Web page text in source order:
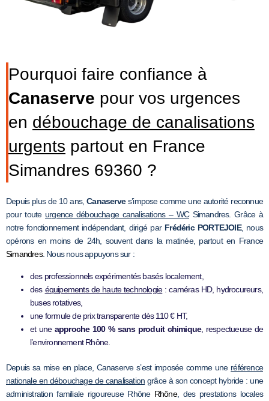
Pourquoi faire confiance à
Canaserve pour vos urgences
en débouchage de canalisations
urgents partout en France
Simandres 69360 ?
Depuis plus de 10 ans,Canaserves’impose comme une autorité reconnue
pour toute urgence débouchage canalisations – WCSimandres. Grâce à
notre fonctionnement indépendant, dirigé par Frédéric PORTEJOIE, nous
opérons en moins de 24h, souvent dans la matinée, partout en France
Simandres. Nous nous appuyons sur :
des professionnels expérimentés basés localement,
des équipements de haute technologie: caméras HD, hydrocureurs,
buses rotatives,
une formule de prix transparente dès 110 € HT,
et une approche 100 % sans produit chimique, respectueuse de
l’environnement Rhône.
Depuis sa mise en place, Canaserve s’est imposée comme une référence
nationale en débouchage de canalisation grâce à son concept hybride : une
administration familiale rigoureuse Rhône Rhône, des prestations locales